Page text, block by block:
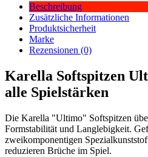
Beschreibung
Zusätzliche Informationen
Produktsicherheit
Marke
Rezensionen (0)
Karella Softspitzen
alle Spielstärken
Die Karella "Ultimo" Softspitzen
Formstabilität und Langlebigkeit.
zweikomponentigen
reduzieren Brüche im Spiel.